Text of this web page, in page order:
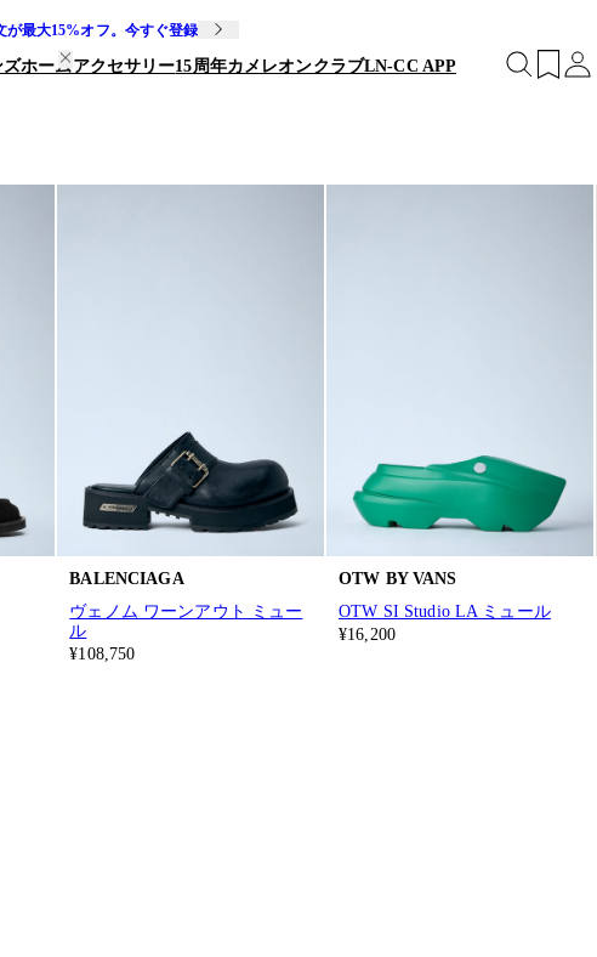
が最大15%オフ。今すぐ登録
ズホームアクセサリー15周年カメレオンクラブLN-CC APP
BALENCIAGA
ヴェノム ワーンアウト ミュー
ル
¥108,750
OTW BY VANS
OTW SI Studio LA ミュール
¥16,200